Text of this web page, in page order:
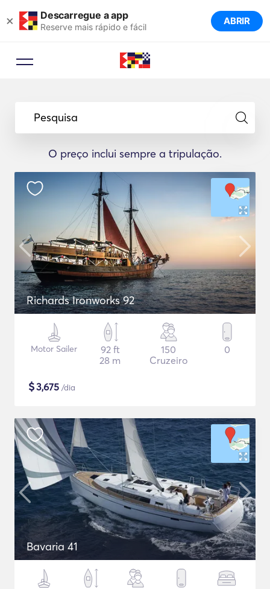
× Descarregue a app
Reserve mais rápido e fácil ABRIR
Pesquisa
O preço inclui sempre a tripulação.
Richards Ironworks 92
Motor Sailer
92 ft
28 m
150
Cruzeiro
0
$3,675 /dia
Bavaria 41